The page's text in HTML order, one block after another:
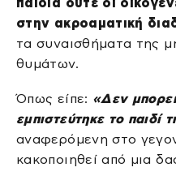
στην ακροαματική
τα συναισθήματα της
θυμάτων.
Όπως είπε: «Δεν
εμπιστεύτηκε το παιδί
αναφερόμενη στο
κακοποιηθεί από μια